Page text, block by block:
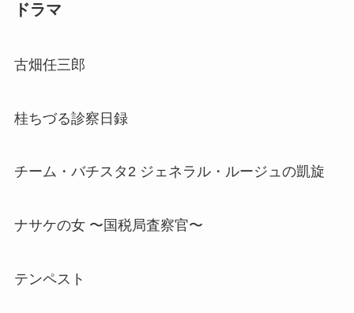
ドラマ
古畑任三郎
桂ちづる診察日録
チーム・バチスタ2 ジェネラル・ルージュの凱旋
ナサケの女 〜国税局査察官〜
テンペスト